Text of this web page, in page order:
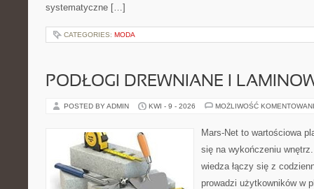
systematyczne […]
CATEGORIES: MODA
PODŁOGI DREWNIANE I
POSTED BY ADMIN KWI - 9 - 2026 MOŻLIWOŚĆ
Mars-Net to wartościowa
się na wykończeniu
wiedza łączy się z
prowadzi użytkowników w